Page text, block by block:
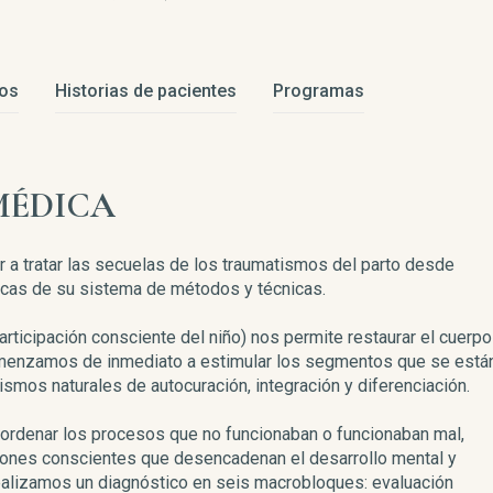
Historias de pacientes Programas
tratar las secuelas de los traumatismos del parto desde
de su sistema de métodos y técnicas.
consciente del niño) nos permite restaurar el cuerpo
de inmediato a estimular los segmentos que se
naturales de autocuración, integración y diferenciación.
los procesos que no funcionaban o funcionaban mal,
conscientes que desencadenan el desarrollo mental y
un diagnóstico en seis macrobloques: evaluación